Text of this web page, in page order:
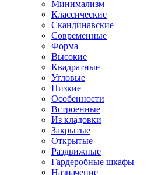
Минимализм
Классические
Скандинавские
Современные
Форма
Высокие
Квадратные
Угловые
Низкие
Особенности
Встроенные
Из кладовки
Закрытые
Открытые
Раздвижные
Гардеробные шкафы
Назначение